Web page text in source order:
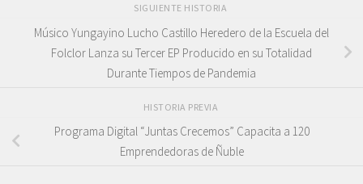
SIGUIENTE HISTORIA
Músico Yungayino Lucho Castillo Heredero de la Escuela del
Folclor Lanza su Tercer EP Producido en su Totalidad
Durante Tiempos de Pandemia
HISTORIA PREVIA
Programa Digital “Juntas Crecemos” Capacita a 120
Emprendedoras de Ñuble